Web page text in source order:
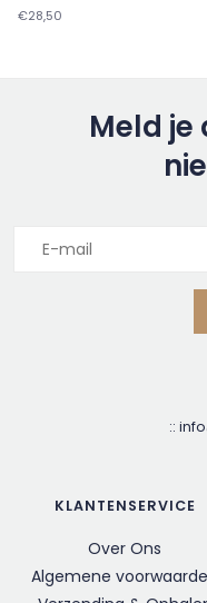
€28,50
Meld je
::
KLANTENSERVICE
Over Ons
Algemene